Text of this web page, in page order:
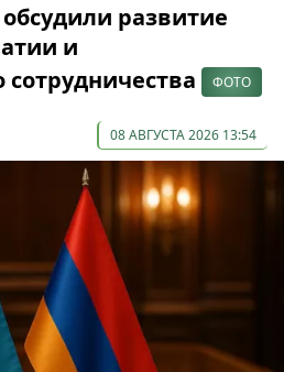
развитие
и
ФОТО
08 АВГУСТА 2026 13:54